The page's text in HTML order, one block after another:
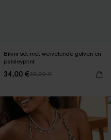
Bikini set met wervelende golven en
paisleyprint
34,00 €39,00 €